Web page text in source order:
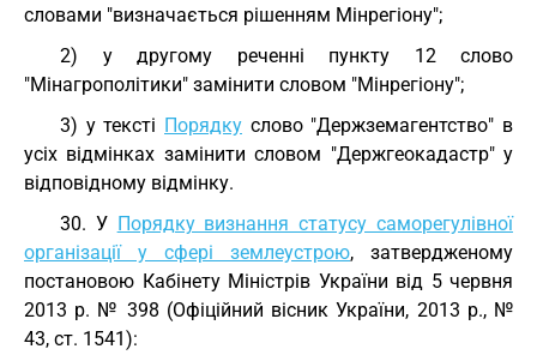
словами "визначається рішенням Мінрегіону";
2) у другому реченні пункту 12 слово
"Мінагрополітики" замінити словом "Мінрегіону";
3) у тексті Порядку слово "Держземагентство" в
усіх відмінках замінити словом "Держгеокадастр" у
відповідному відмінку.
30. У Порядку визнання статусу саморегулівної
організації у сфері землеустрою, затвердженому
постановою Кабінету Міністрів України від 5 червня
2013 р. № 398 (Офіційний вісник України, 2013 р., №
43, ст. 1541):